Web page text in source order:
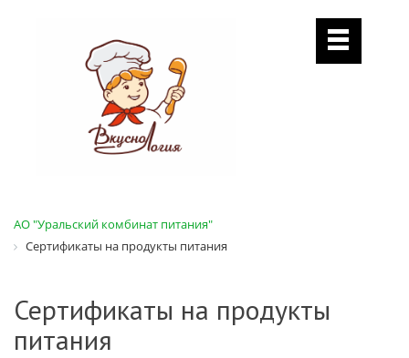
АО "Уральский комбинат питания"
Сертификаты на продукты питания
Сертификаты на продукты
питания